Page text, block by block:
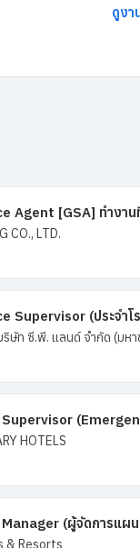
ดูงา
Agent [GSA] ทำงาน
CO., LTD.
Supervisor (ประจำโ
ริษัท ซี.พี. แลนด์ จำกัด (มห
HOTELS
(ผู้จัดการแผ